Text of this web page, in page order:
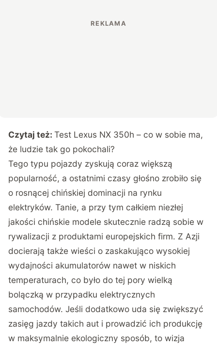
Czytaj też:Test Lexus NX 350h – co w sobie ma,
że ludzie tak go pokochali?
Tego typu pojazdy zyskują coraz większą
popularność, a ostatnimi czasy głośno zrobiło się
o rosnącej chińskiej dominacji na rynku
elektryków. Tanie, a przy tym całkiem niezłej
jakości chińskie modele skutecznie radzą sobie w
rywalizacji z produktami europejskich firm. Z Azji
docierają także wieści o zaskakująco wysokiej
wydajności akumulatorów nawet w niskich
temperaturach, co było do tej pory wielką
bolączką w przypadku elektrycznych
samochodów. Jeśli dodatkowo uda się zwiększyć
zasięg jazdy takich aut i prowadzić ich produkcję
w maksymalnie ekologiczny sposób, to wizja